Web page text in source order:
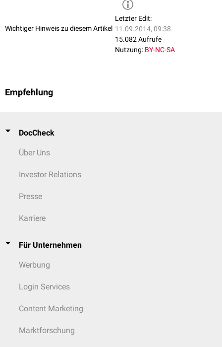
Wichtiger Hinweis zu diesem Artikel
Letzter Edit:
11.09.2014, 09:38
15.082 Aufrufe
Nutzung: BY-NC-SA
Empfehlung
DocCheck
Über Uns
Investor Relations
Presse
Karriere
Für Unternehmen
Werbung
Login Services
Content Marketing
Marktforschung